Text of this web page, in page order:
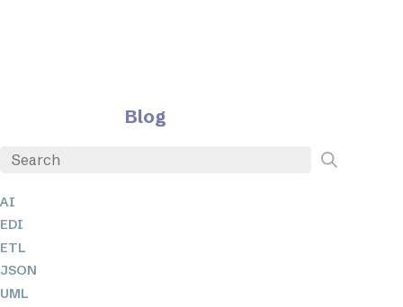
Blog
AI
EDI
ETL
JSON
UML